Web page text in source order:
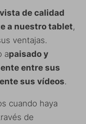
de calidad
a nuestro tablet,
ventajas.
apaisado y
entre sus
sus vídeos.
cuando haya
de